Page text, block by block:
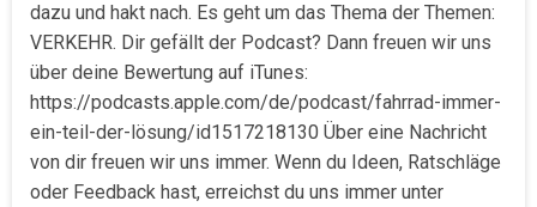
dazu und hakt nach. Es geht um das Thema der Themen:
VERKEHR. Dir gefällt der Podcast? Dann freuen wir uns
über deine Bewertung auf iTunes:
https://podcasts.apple.com/de/podcast/fahrrad-immer-
ein-teil-der-lösung/id1517218130 Über eine Nachricht
von dir freuen wir uns immer. Wenn du Ideen, Ratschläge
oder Feedback hast, erreichst du uns immer unter